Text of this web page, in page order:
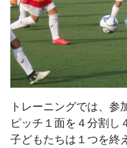
トレーニングでは、参
ピッチ１面を４分割し
子どもたちは１つを終